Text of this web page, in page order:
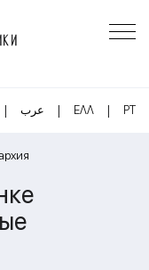
| عرب | ΕΛΛ | PT